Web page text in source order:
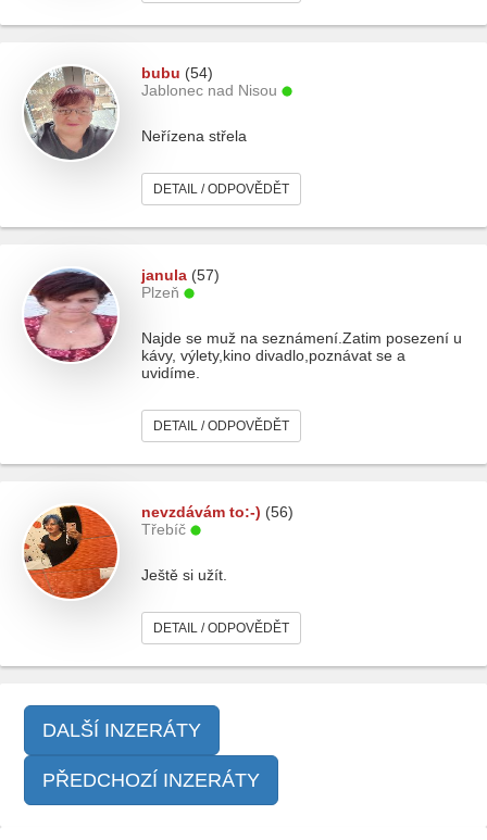
bubu (54)
Jablonec nad Nisou
Neřízena střela
DETAIL / ODPOVĚDĚT
janula (57)
Plzeň
Najde se muž na seznámení.Zatim posezení u
kávy, výlety,kino divadlo,poznávat se a
uvidíme.
DETAIL / ODPOVĚDĚT
nevzdávám to:-) (56)
Třebíč
Ještě si užít.
DETAIL / ODPOVĚDĚT
DALŠÍ INZERÁTY
PŘEDCHOZÍ INZERÁTY